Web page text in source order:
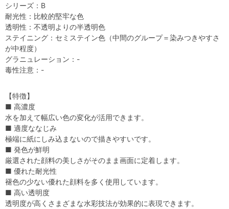
シリーズ：B
耐光性：比較的堅牢な色
透明性：不透明よりの半透明色
ステイニング：セミステイン色（中間のグループ＝染みつきやすさ
が中程度）
グラニュレーション：-
毒性注意：-
【特徴】
■ 高濃度
水を加えて幅広い色の変化が活用できます。
■ 適度ななじみ
極端に紙にしみ込まないので描きやすいです。
■ 発色が鮮明
厳選された顔料の美しさがそのまま画面に定着します。
■ 優れた耐光性
褪色の少ない優れた顔料を多く使用しています。
■ 高い透明度
透明度が高くさまざまな水彩技法が効果的に表現できます。